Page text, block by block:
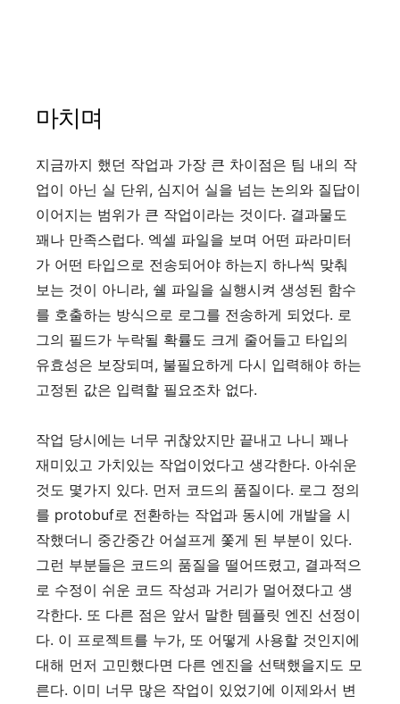
마치며
지금까지 했던 작업과 가장 큰 차이점은 팀 내의 작
업이 아닌 실 단위, 심지어 실을 넘는 논의와 질답이
이어지는 범위가 큰 작업이라는 것이다. 결과물도
꽤나 만족스럽다. 엑셀 파일을 보며 어떤 파라미터
가 어떤 타입으로 전송되어야 하는지 하나씩 맞춰
보는 것이 아니라, 쉘 파일을 실행시켜 생성된 함수
를 호출하는 방식으로 로그를 전송하게 되었다. 로
그의 필드가 누락될 확률도 크게 줄어들고 타입의
유효성은 보장되며, 불필요하게 다시 입력해야 하는
고정된 값은 입력할 필요조차 없다.
작업 당시에는 너무 귀찮았지만 끝내고 나니 꽤나
재미있고 가치있는 작업이었다고 생각한다. 아쉬운
것도 몇가지 있다. 먼저 코드의 품질이다. 로그 정의
를 protobuf로 전환하는 작업과 동시에 개발을 시
작했더니 중간중간 어설프게 쫓게 된 부분이 있다.
그런 부분들은 코드의 품질을 떨어뜨렸고, 결과적으
로 수정이 쉬운 코드 작성과 거리가 멀어졌다고 생
각한다. 또 다른 점은 앞서 말한 템플릿 엔진 선정이
다. 이 프로젝트를 누가, 또 어떻게 사용할 것인지에
대해 먼저 고민했다면 다른 엔진을 선택했을지도 모
른다. 이미 너무 많은 작업이 있었기에 이제와서 변